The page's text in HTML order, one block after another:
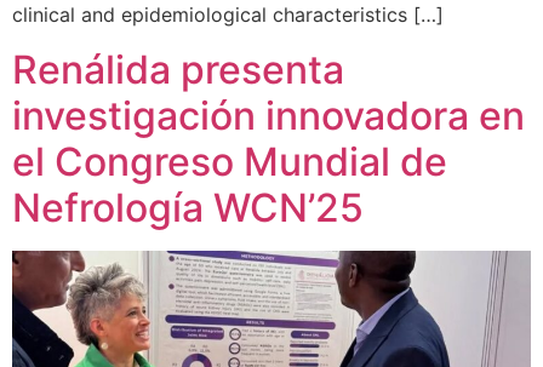
clinical and epidemiological characteristics […]
Renálida presenta
investigación innovadora en
el Congreso Mundial de
Nefrología WCN’25